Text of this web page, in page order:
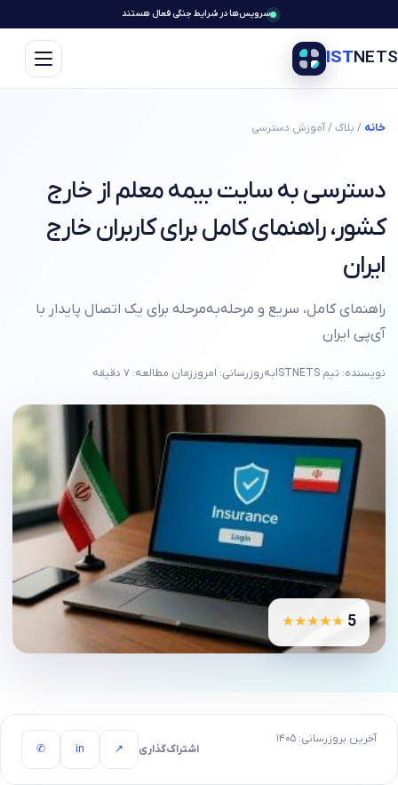
سرویس‌ها در شرایط جنگی فعال هستند
ISTNETS
خانه / بلاگ / آموزش دسترسی
دسترسی به سایت بیمه معلم از خارج
کشور، راهنمای کامل برای کاربران خارج
ایران
راهنمای کامل، سریع و مرحله‌به‌مرحله برای یک اتصال پایدار با
آی‌پی ایران
نویسنده: تیم ISTNETS به‌روزرسانی: امروز زمان مطالعه: ۷ دقیقه
5
★★★★★
آخرین بروزرسانی: ۱۴۰۵
اشتراک‌گذاری ↗
in
✆